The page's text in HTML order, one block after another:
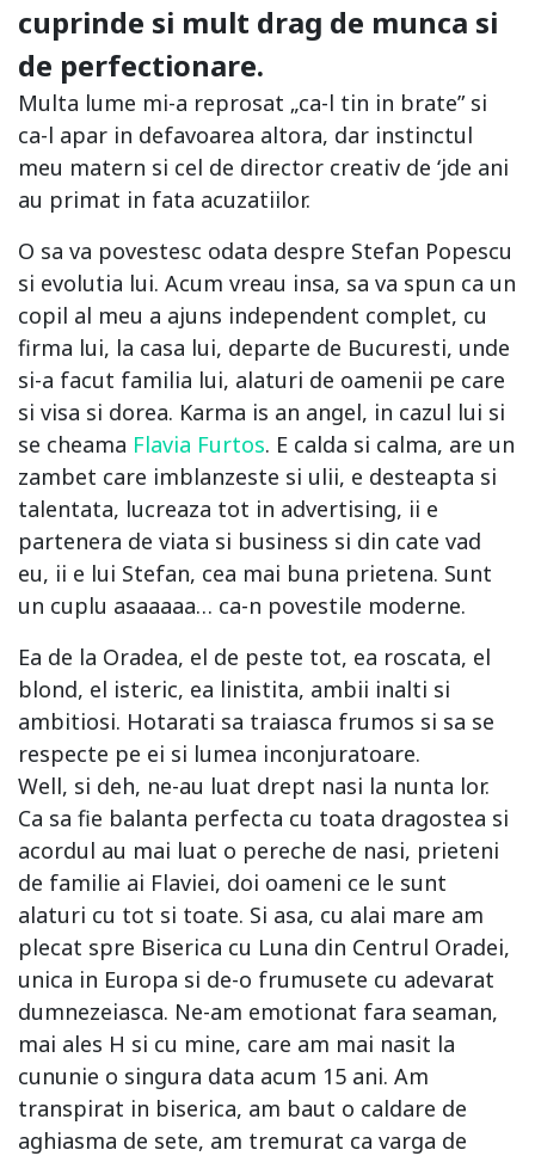
cuprinde si mult drag de munca si
de perfectionare.
Multa lume mi-a reprosat „ca-l tin in brate” si
ca-l apar in defavoarea altora, dar instinctul
meu matern si cel de director creativ de ‘jde ani
au primat in fata acuzatiilor.
O sa va povestesc odata despre Stefan Popescu
si evolutia lui. Acum vreau insa, sa va spun ca un
copil al meu a ajuns independent complet, cu
firma lui, la casa lui, departe de Bucuresti, unde
si-a facut familia lui, alaturi de oamenii pe care
si visa si dorea. Karma is an angel, in cazul lui si
se cheama Flavia Furtos. E calda si calma, are un
zambet care imblanzeste si ulii, e desteapta si
talentata, lucreaza tot in advertising, ii e
partenera de viata si business si din cate vad
eu, ii e lui Stefan, cea mai buna prietena. Sunt
un cuplu asaaaaa… ca-n povestile moderne.
Ea de la Oradea, el de peste tot, ea roscata, el
blond, el isteric, ea linistita, ambii inalti si
ambitiosi. Hotarati sa traiasca frumos si sa se
respecte pe ei si lumea inconjuratoare.
Well, si deh, ne-au luat drept nasi la nunta lor.
Ca sa fie balanta perfecta cu toata dragostea si
acordul au mai luat o pereche de nasi, prieteni
de familie ai Flaviei, doi oameni ce le sunt
alaturi cu tot si toate. Si asa, cu alai mare am
plecat spre Biserica cu Luna din Centrul Oradei,
unica in Europa si de-o frumusete cu adevarat
dumnezeiasca. Ne-am emotionat fara seaman,
mai ales H si cu mine, care am mai nasit la
cununie o singura data acum 15 ani. Am
transpirat in biserica, am baut o caldare de
aghiasma de sete, am tremurat ca varga de